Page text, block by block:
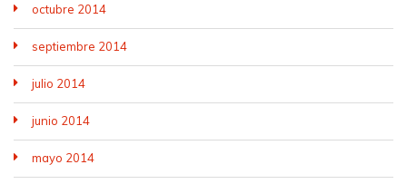
octubre 2014
septiembre 2014
julio 2014
junio 2014
mayo 2014